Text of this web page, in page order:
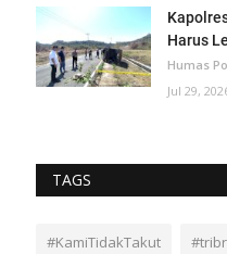
Harus
Humas
Jul 29,
TAGS
#KamiTidakTakut